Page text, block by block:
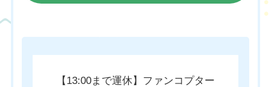
【13:00まで運休】ファンコプター